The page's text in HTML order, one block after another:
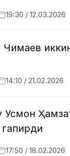
19:30 / 12.03.2026
Чимаев
14:10 / 21.02.2026
Усмон
17:50 / 18.02.2026